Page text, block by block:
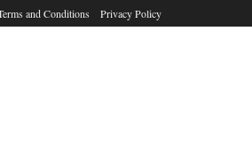
Privacy Policy
and Conditions